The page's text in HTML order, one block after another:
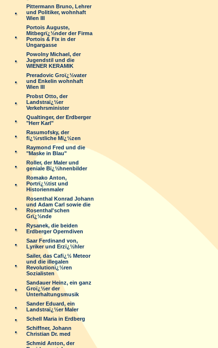
Pittermann Bruno, Lehrer
und Politiker, wohnhaft
Wien III
Portois Auguste,
Mitbegrï¿½nder der Firma
Portois & Fix in der
Ungargasse
Powolny Michael, der
Jugendstil und die
WIENER KERAMIK
Preradovic Groï¿½vater
und Enkelin wohnhaft
Wien III
Probst Otto, der
Landstraï¿½er
Verkehrsminister
Qualtinger, der Erdberger
"Herr Karl"
Rasumofsky, der
fï¿½rstliche Mï¿½zen
Raymond Fred und die
"Maske in Blau"
Roller, der Maler und
geniale Bï¿½hnenbilder
Romako Anton,
Portrï¿½tist und
Historienmaler
Rosenthal Konrad Johann
und Adam Carl sowie die
Rosenthal'schen
Grï¿½nde
Rysanek, die beiden
Erdberger Operndiven
Saar Ferdinand von,
Lyriker und Erzï¿½hler
Sailer, das Cafï¿½ Meteor
und die illegalen
Revolutionï¿½ren
Sozialisten
Sandauer Heinz, ein ganz
Groï¿½er der
Unterhaltungsmusik
Sander Eduard, ein
Landstraï¿½er Maler
Schell Maria in Erdberg
Schiffner, Johann
Christian Dr. med
Schmid Anton, der